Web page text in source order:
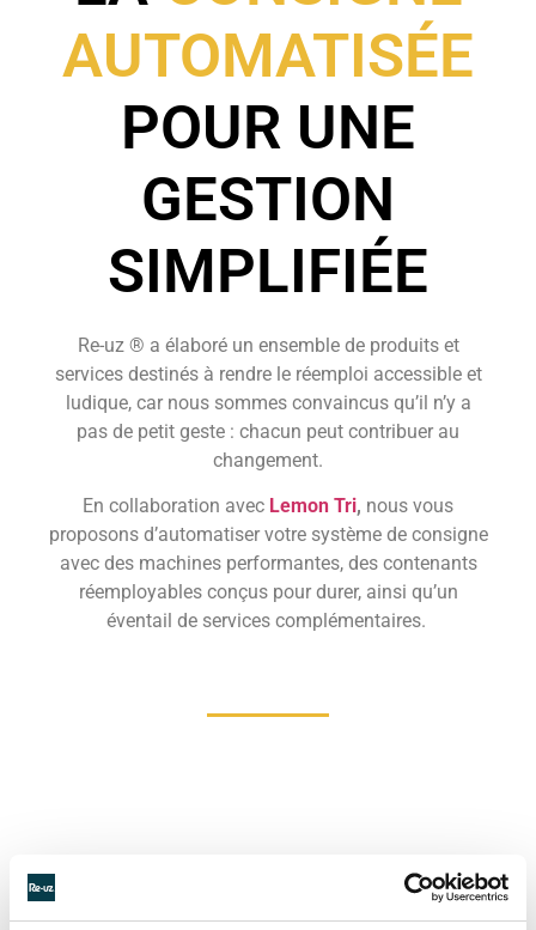
AUTOMATISÉE
POUR UNE
GESTION
SIMPLIFIÉE
Re-uz ® a élaboré un ensemble de produits et
services destinés à rendre le réemploi accessible et
ludique, car nous sommes convaincus qu’il n’y a
pas de petit geste : chacun peut contribuer au
changement.
En collaboration avec Lemon Tri, nous vous
proposons d’automatiser votre système de consigne
avec des machines performantes, des contenants
réemployables conçus pour durer, ainsi qu’un
éventail de services complémentaires.
UN AUTOMATE
ET
PASSE-PARTOUT